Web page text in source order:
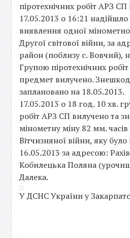
піротехнічних робіт АРЗ
17.05.2013 о 16:21
виявлення одної
Другої світової війни, за
район (поблизу с. Вовчий),
Групою піротехнічних
предмет вилучено.
заплановано на 18.05.2013.
17.05.2013 о 18 год. 10 хв.
робіт АРЗ СП вилучено та
мінометну міну 82 мм.
Вітчизняної війни, яку
16.05.2013 за адресою:
Кобилецька Поляна
Далека.
У ДСНС України у